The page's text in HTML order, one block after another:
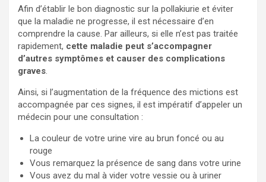
Afin d’établir le bon diagnostic sur la pollakiurie et éviter
que la maladie ne progresse, il est nécessaire d’en
comprendre la cause. Par ailleurs, si elle n’est pas traitée
rapidement, cette maladie peut s’accompagner
d’autres symptômes et causer des complications
graves.
Ainsi, si l’augmentation de la fréquence des mictions est
accompagnée par ces signes, il est impératif d’appeler un
médecin pour une consultation :
La couleur de votre urine vire au brun foncé ou au
rouge
Vous remarquez la présence de sang dans votre urine
Vous avez du mal à vider votre vessie ou à uriner